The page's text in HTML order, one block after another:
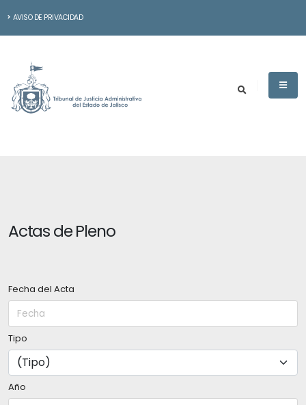
AVISO DE PRIVACIDAD
Actas de Pleno
Fecha del Acta
Tipo
Año